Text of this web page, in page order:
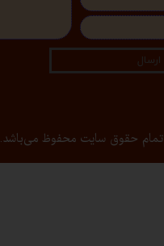
تمام حقوق سایت محفوظ می‌باشد.
ارسال